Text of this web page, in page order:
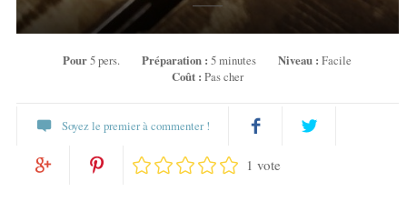
Pour5 pers. Préparation :5 minutes Niveau : Facile
Coût : Pas cher
Soyez le premier à commenter !
Partagez
1 vote